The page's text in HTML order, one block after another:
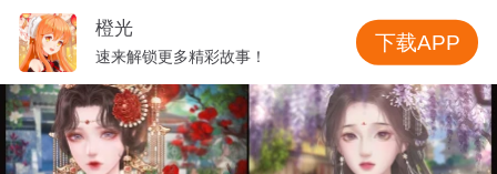
橙光
速来解锁更多精彩故事！
下载APP